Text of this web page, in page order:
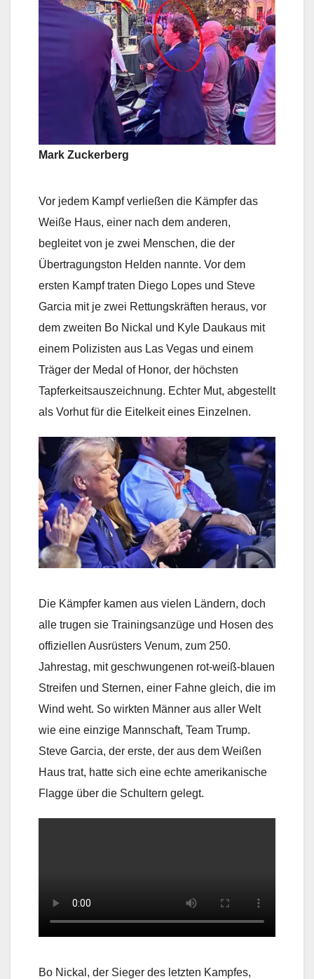
Mark Zuckerberg
Vor jedem Kampf verließen die Kämpfer das
Weiße Haus, einer nach dem anderen,
begleitet von je zwei Menschen, die der
Übertragungston Helden nannte. Vor dem
ersten Kampf traten Diego Lopes und Steve
Garcia mit je zwei Rettungskräften heraus, vor
dem zweiten Bo Nickal und Kyle Daukaus mit
einem Polizisten aus Las Vegas und einem
Träger der Medal of Honor, der höchsten
Tapferkeitsauszeichnung. Echter Mut, abgestellt
als Vorhut für die Eitelkeit eines Einzelnen.
Die Kämpfer kamen aus vielen Ländern, doch
alle trugen sie Trainingsanzüge und Hosen des
offiziellen Ausrüsters Venum, zum 250.
Jahrestag, mit geschwungenen rot-weiß-blauen
Streifen und Sternen, einer Fahne gleich, die im
Wind weht. So wirkten Männer aus aller Welt
wie eine einzige Mannschaft, Team Trump.
Steve Garcia, der erste, der aus dem Weißen
Haus trat, hatte sich eine echte amerikanische
Flagge über die Schultern gelegt.
Bo Nickal, der Sieger des letzten Kampfes,